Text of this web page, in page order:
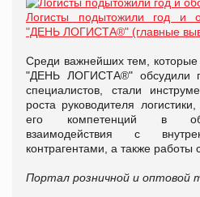
Логисты подытожили год и
"ДЕНЬ ЛОГИСТА®" (главные
Среди важнейших тем,
"ДЕНЬ ЛОГИСТА®" обсудили
специалистов, стали
роста руководителя
его компетенций в
взаимодействия с
контрагентами, а также работы
Портал розничной и оптовой